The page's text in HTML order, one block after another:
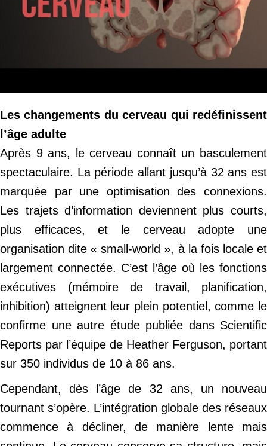
Les changements du cerveau qui redéfinissent
l’âge adulte
Après 9 ans, le cerveau connaît un basculement
spectaculaire. La période allant jusqu’à 32 ans est
marquée par une optimisation des connexions.
Les trajets d’information deviennent plus courts,
plus efficaces, et le cerveau adopte une
organisation dite « small-world », à la fois locale et
largement connectée. C’est l’âge où les fonctions
exécutives (mémoire de travail, planification,
inhibition) atteignent leur plein potentiel, comme le
confirme une autre étude publiée dans Scientific
Reports par l’équipe de Heather Ferguson, portant
sur 350 individus de 10 à 86 ans.
Cependant, dès l’âge de 32 ans, un nouveau
tournant s’opère. L’intégration globale des réseaux
commence à décliner, de manière lente mais